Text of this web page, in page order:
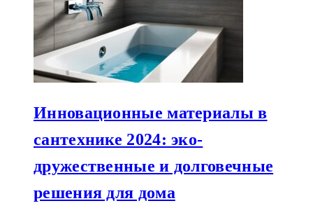
Инновационные материалы в
сантехнике 2024: эко-
дружественные и долговечные
решения для дома